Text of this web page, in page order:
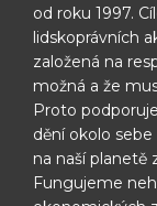
od roku 1997.
lidskoprávních
založená na
možná a že
Proto
dění okolo sebe
na naší planetě
Fungujeme